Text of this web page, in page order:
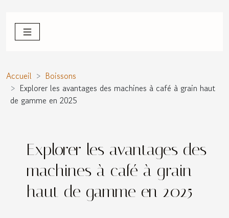
Accueil
Boissons
Explorer les avantages des machines à café à grain haut
de gamme en 2025
Explorer les avantages des
machines à café à grain
haut de gamme en 2025